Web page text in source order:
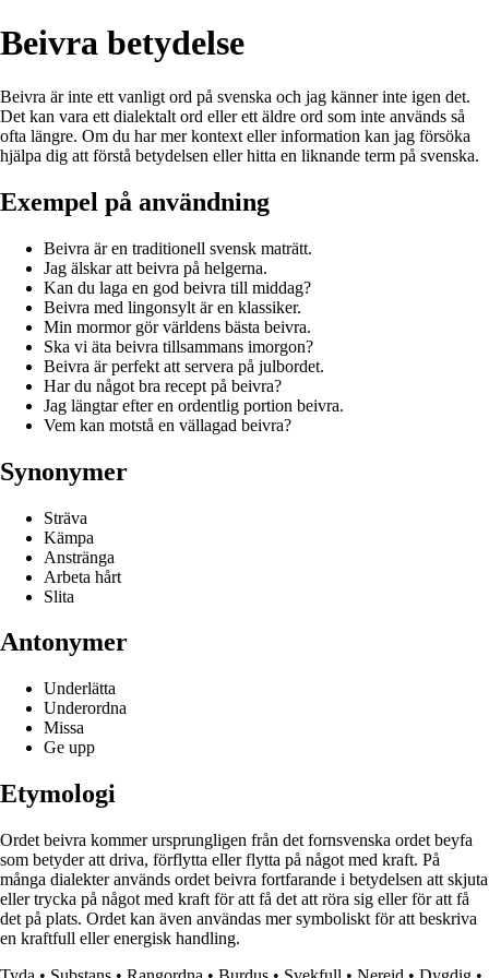
Beivra betydelse
Beivra är inte ett vanligt ord på svenska och jag känner inte igen det.
Det kan vara ett dialektalt ord eller ett äldre ord som inte används så
ofta längre. Om du har mer kontext eller information kan jag försöka
hjälpa dig att förstå betydelsen eller hitta en liknande term på svenska.
Exempel på användning
Beivra är en traditionell svensk maträtt.
Jag älskar att beivra på helgerna.
Kan du laga en god beivra till middag?
Beivra med lingonsylt är en klassiker.
Min mormor gör världens bästa beivra.
Ska vi äta beivra tillsammans imorgon?
Beivra är perfekt att servera på julbordet.
Har du något bra recept på beivra?
Jag längtar efter en ordentlig portion beivra.
Vem kan motstå en vällagad beivra?
Synonymer
Sträva
Kämpa
Anstränga
Arbeta hårt
Slita
Antonymer
Underlätta
Underordna
Missa
Ge upp
Etymologi
Ordet beivra kommer ursprungligen från det fornsvenska ordet beyfa
som betyder att driva, förflytta eller flytta på något med kraft. På
många dialekter används ordet beivra fortfarande i betydelsen att skjuta
eller trycka på något med kraft för att få det att röra sig eller för att få
det på plats. Ordet kan även användas mer symboliskt för att beskriva
en kraftfull eller energisk handling.